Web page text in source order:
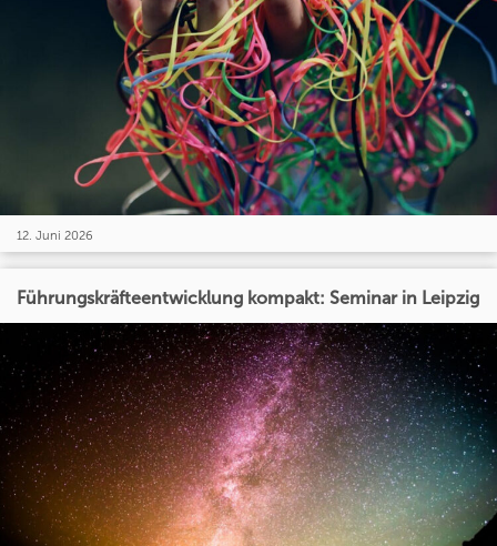
12. Juni 2026
Führungskräfteentwicklung kompakt: Seminar in Leipzig